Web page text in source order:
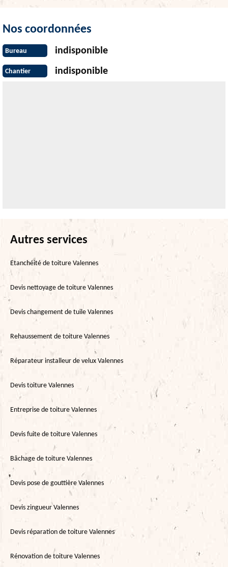
Nos coordonnées
Bureau indisponible
Chantier indisponible
Autres services
Etanchéité de toiture Valennes
Devis nettoyage de toiture Valennes
Devis changement de tuile Valennes
Rehaussement de toiture Valennes
Réparateur installeur de velux Valennes
Devis toiture Valennes
Entreprise de toiture Valennes
Devis fuite de toiture Valennes
Bâchage de toiture Valennes
Devis pose de gouttière Valennes
Devis zingueur Valennes
Devis réparation de toiture Valennes
Rénovation de toiture Valennes